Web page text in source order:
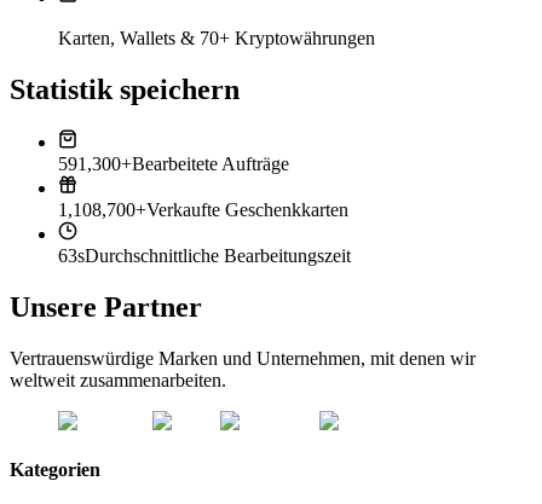
Karten, Wallets & 70+ Kryptowährungen
Statistik speichern
591,300+Bearbeitete Aufträge
1,108,700+Verkaufte Geschenkkarten
63sDurchschnittliche Bearbeitungszeit
Unsere Partner
Vertrauenswürdige Marken und Unternehmen, mit denen wir
weltweit zusammenarbeiten.
Kategorien